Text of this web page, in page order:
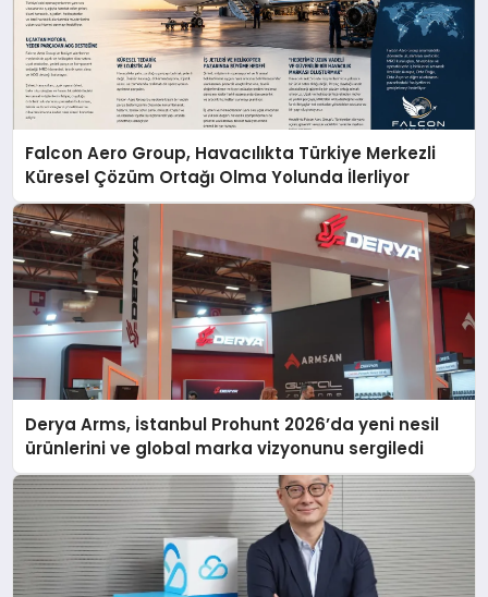
Falcon Aero Group, Havacılıkta Türkiye Merkezli
Küresel Çözüm Ortağı Olma Yolunda İlerliyor
Derya Arms, İstanbul Prohunt 2026’da yeni nesil
ürünlerini ve global marka vizyonunu sergiledi